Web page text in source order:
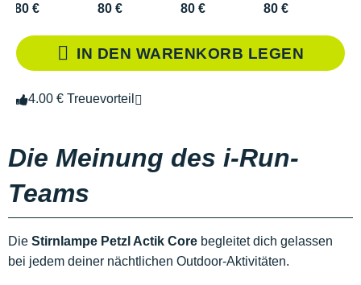
80 € 80 € 80 € 80 €
IN DEN WARENKORB LEGEN
4.00 € Treuevorteil
Die Meinung des i-Run-
Teams
Die Stirnlampe Petzl Actik Core begleitet dich gelassen
bei jedem deiner nächtlichen Outdoor-Aktivitäten.